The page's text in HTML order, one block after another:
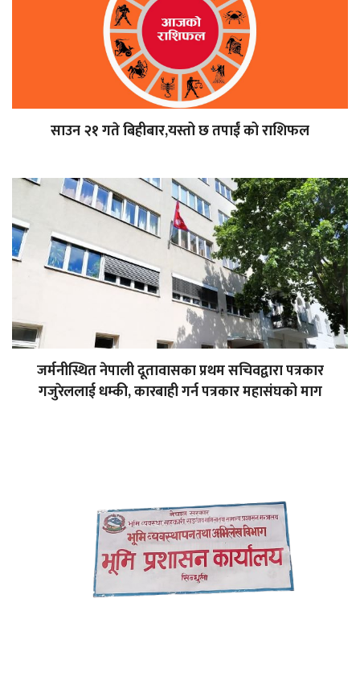
साउन २१ गते बिहीबार,यस्तो छ तपाईं को राशिफल
जर्मनीस्थित नेपाली दूतावासका प्रथम सचिवद्वारा पत्रकार
गजुरेललाई धम्की, कारबाही गर्न पत्रकार महासंघको माग